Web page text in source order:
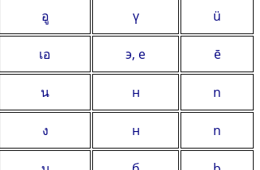
อู ү ü
เอ э, e ē
น н n
ง н n